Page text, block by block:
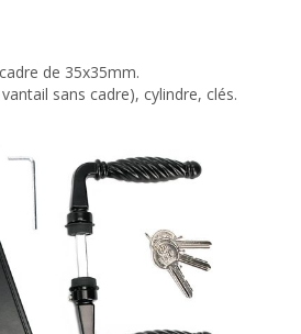
de 35x35mm.
sans cadre), cylindre, clés.